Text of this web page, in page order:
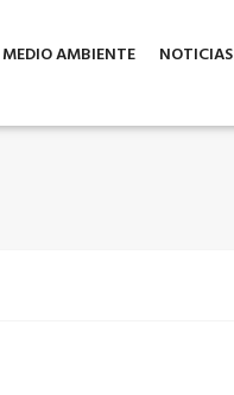
MEDIO AMBIENTE NOTICIAS